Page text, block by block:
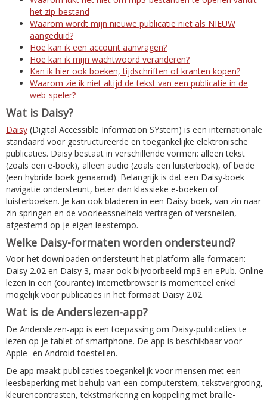
het zip-bestand
Waarom wordt mijn nieuwe publicatie niet als NIEUW
aangeduid?
Hoe kan ik een account aanvragen?
Hoe kan ik mijn wachtwoord veranderen?
Kan ik hier ook boeken, tijdschriften of kranten kopen?
Waarom zie ik niet altijd de tekst van een publicatie in de
web-speler?
Wat is Daisy?
Daisy (Digital Accessible Information SYstem) is een internationale
standaard voor gestructureerde en toegankelijke elektronische
publicaties. Daisy bestaat in verschillende vormen: alleen tekst
(zoals een e-boek), alleen audio (zoals een luisterboek), of beide
(een hybride boek genaamd). Belangrijk is dat een Daisy-boek
navigatie ondersteunt, beter dan klassieke e-boeken of
luisterboeken. Je kan ook bladeren in een Daisy-boek, van zin naar
zin springen en de voorleessnelheid vertragen of versnellen,
afgestemd op je eigen leestempo.
Welke Daisy-formaten worden ondersteund?
Voor het downloaden ondersteunt het platform alle formaten:
Daisy 2.02 en Daisy 3, maar ook bijvoorbeeld mp3 en ePub. Online
lezen in een (courante) internetbrowser is momenteel enkel
mogelijk voor publicaties in het formaat Daisy 2.02.
Wat is de Anderslezen-app?
De Anderslezen-app is een toepassing om Daisy-publicaties te
lezen op je tablet of smartphone. De app is beschikbaar voor
Apple- en Android-toestellen.
De app maakt publicaties toegankelijk voor mensen met een
leesbeperking met behulp van een computerstem, tekstvergroting,
kleurencontrasten, tekstmarkering en koppeling met braille-